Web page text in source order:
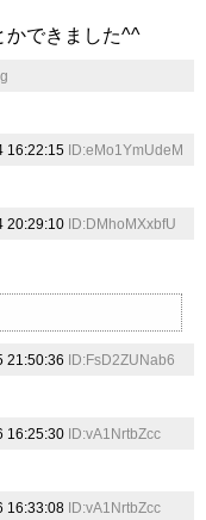
かできました^^
16:22:15 ID:eMo1YmUdeM
20:29:10 ID:DMhoMXxbfU
21:50:36 ID:FsD2ZUNab6
16:25:30 ID:vA1NrtbZcc
16:33:08 ID:vA1NrtbZcc